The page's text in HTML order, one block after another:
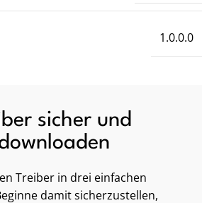
1.0.0.0
sicher und
Treiber in drei einfachen
damit sicherzustellen,